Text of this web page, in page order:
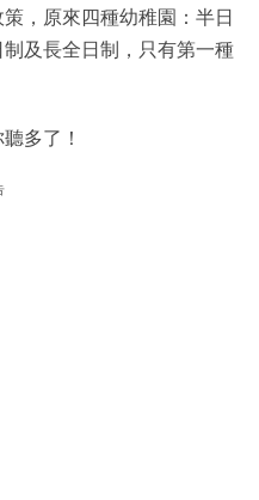
，原來四種幼稚園：半日
及長全日制，只有第一種
多了！